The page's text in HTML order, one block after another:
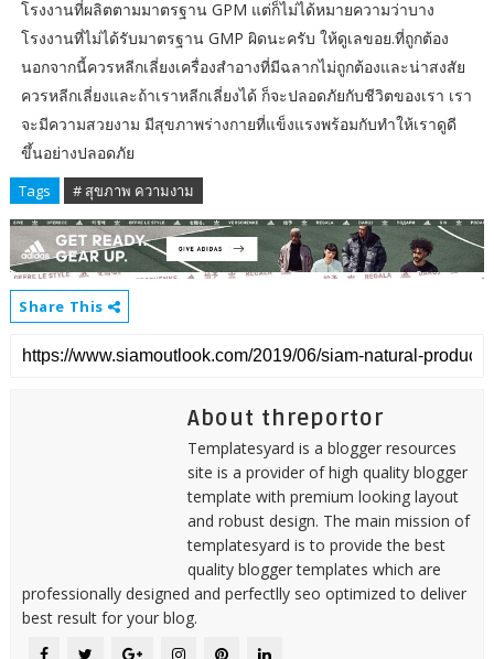
โรงงานที่ผลิตตามมาตรฐาน GPM แต่ก็ไม่ได้หมายความว่าบาง
โรงงานที่ไม่ได้รับมาตรฐาน GMP ผิดนะครับ ให้ดูเลขอย.ที่ถูกต้อง
นอกจากนี้ควรหลีกเลี่ยงเครื่องสำอางที่มีฉลากไม่ถูกต้องและน่าสงสัย
ควรหลีกเลี่ยงและถ้าเราหลีกเลี่ยงได้ ก็จะปลอดภัยกับชีวิตของเรา เรา
จะมีความสวยงาม มีสุขภาพร่างกายที่แข็งแรงพร้อมกับทำให้เราดูดี
ขึ้นอย่างปลอดภัย
Tags # สุขภาพ ความงาม
Share This
About threportor
Templatesyard is a blogger resources
site is a provider of high quality blogger
template with premium looking layout
and robust design. The main mission of
templatesyard is to provide the best
quality blogger templates which are
professionally designed and perfectlly seo optimized to deliver
best result for your blog.